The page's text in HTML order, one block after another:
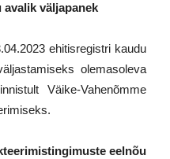
väljapanek
ehitisregistri kaudu
olemasoleva
Väike-Vahenõmme
eelnõu